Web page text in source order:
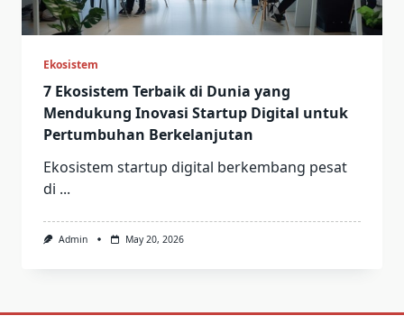
Ekosistem
7 Ekosistem Terbaik di Dunia yang
Mendukung Inovasi Startup Digital untuk
Pertumbuhan Berkelanjutan
Ekosistem startup digital berkembang pesat
di ...
Admin May 20, 2026